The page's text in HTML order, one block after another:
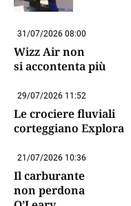
31/07/2026 08:00
Wizz Air non
si accontenta più
29/07/2026 11:52
Le crociere fluviali
corteggiano Explora
21/07/2026 10:36
Il carburante
non perdona